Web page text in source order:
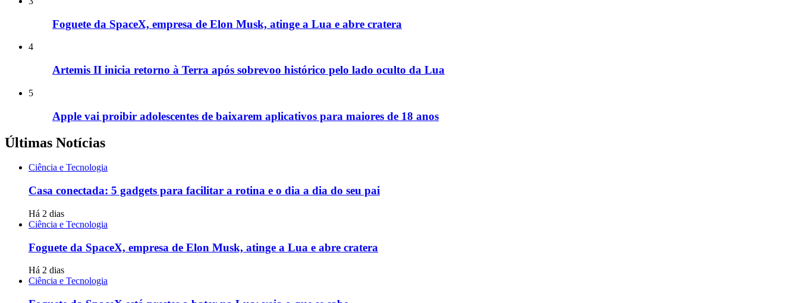
Foguete da SpaceX, empresa de Elon Musk, atinge a Lua e abre cratera
4
Artemis II inicia retorno à Terra após sobrevoo histórico pelo lado oculto da Lua
5
Apple vai proibir adolescentes de baixarem aplicativos para maiores de 18 anos
Últimas Notícias
Ciência e Tecnologia
Casa conectada: 5 gadgets para facilitar a rotina e o dia a dia do seu pai
Há 2 dias
Ciência e Tecnologia
Foguete da SpaceX, empresa de Elon Musk, atinge a Lua e abre cratera
Há 2 dias
Ciência e Tecnologia